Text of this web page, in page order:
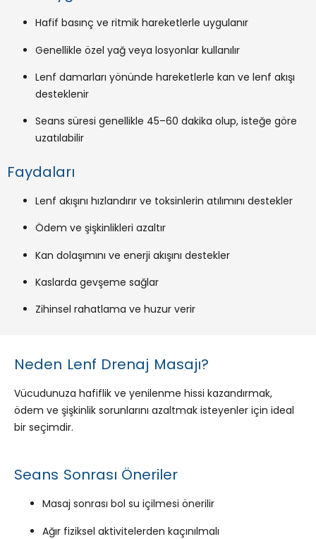
Hafif basınç ve ritmik hareketlerle uygulanır
Genellikle özel yağ veya losyonlar kullanılır
Lenf damarları yönünde hareketlerle kan ve lenf akışı
desteklenir
Seans süresi genellikle 45–60 dakika olup, isteğe göre
uzatılabilir
Faydaları
Lenf akışını hızlandırır ve toksinlerin atılımını destekler
Ödem ve şişkinlikleri azaltır
Kan dolaşımını ve enerji akışını destekler
Kaslarda gevşeme sağlar
Zihinsel rahatlama ve huzur verir
Neden Lenf Drenaj Masajı?
Vücudunuza hafiflik ve yenilenme hissi kazandırmak,
ödem ve şişkinlik sorunlarını azaltmak isteyenler için ideal
bir seçimdir.
Seans Sonrası Öneriler
Masaj sonrası bol su içilmesi önerilir
Ağır fiziksel aktivitelerden kaçınılmalı